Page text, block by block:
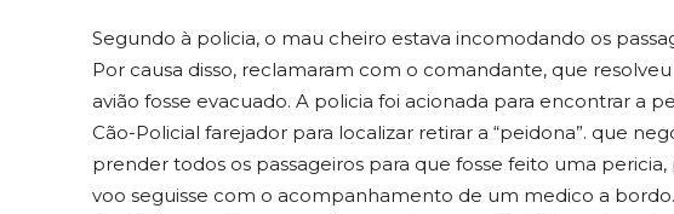
Segundo à policia, o mau cheiro estava incomodando os
Por causa disso, reclamaram com o comandante, que
avião fosse evacuado. A policia foi acionada para encontrar a
Cão-Policial farejador para localizar retirar a “peidona”. que
prender todos os passageiros para que fosse feito uma
voo seguisse com o acompanhamento de um medico a